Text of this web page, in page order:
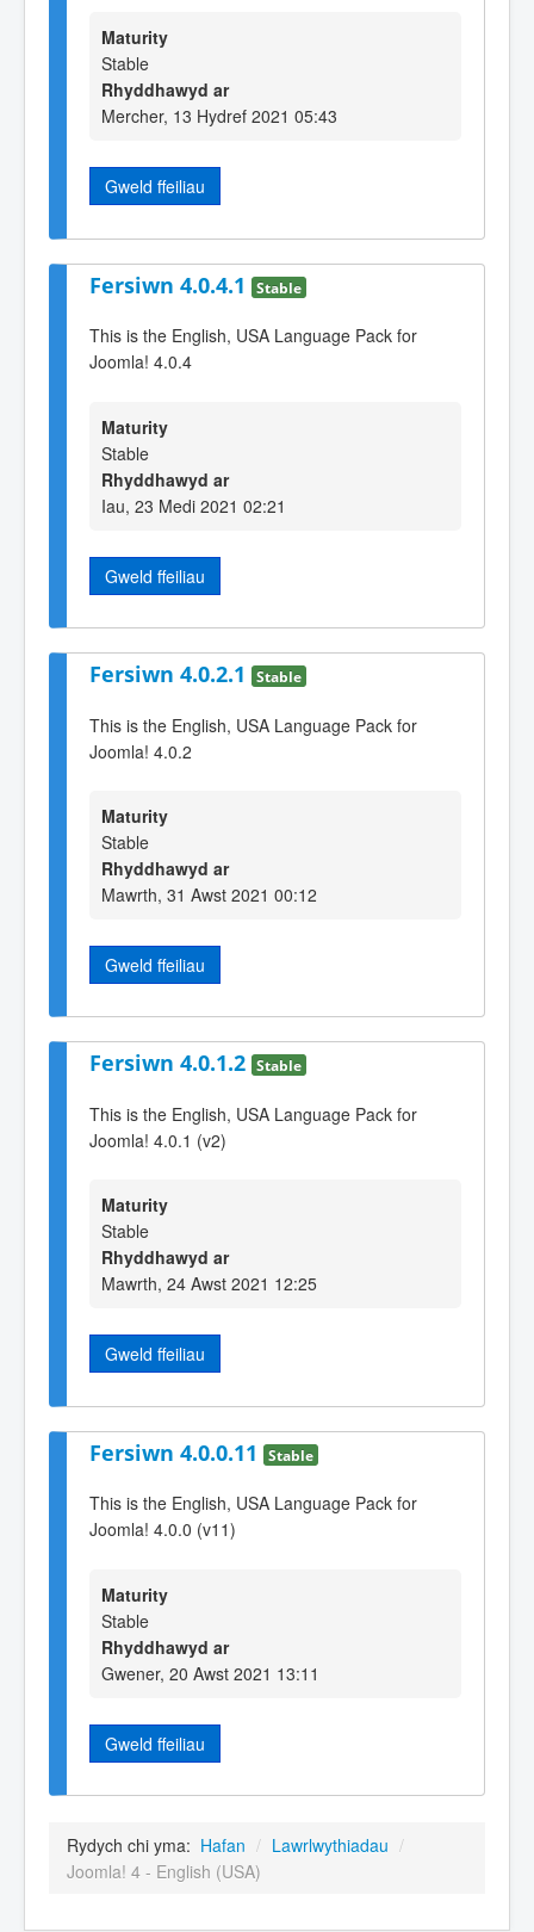
Maturity
Stable
Rhyddhawyd ar
Mercher, 13 Hydref 2021 05:43
Gweld ffeiliau
Fersiwn 4.0.4.1 Stable
This is the English, USA Language Pack for
Joomla! 4.0.4
Maturity
Stable
Rhyddhawyd ar
Iau, 23 Medi 2021 02:21
Gweld ffeiliau
Fersiwn 4.0.2.1 Stable
This is the English, USA Language Pack for
Joomla! 4.0.2
Maturity
Stable
Rhyddhawyd ar
Mawrth, 31 Awst 2021 00:12
Gweld ffeiliau
Fersiwn 4.0.1.2 Stable
This is the English, USA Language Pack for
Joomla! 4.0.1 (v2)
Maturity
Stable
Rhyddhawyd ar
Mawrth, 24 Awst 2021 12:25
Gweld ffeiliau
Fersiwn 4.0.0.11 Stable
This is the English, USA Language Pack for
Joomla! 4.0.0 (v11)
Maturity
Stable
Rhyddhawyd ar
Gwener, 20 Awst 2021 13:11
Gweld ffeiliau
Rydych chi yma: Hafan / Lawrlwythiadau /
Joomla! 4 - English (USA)